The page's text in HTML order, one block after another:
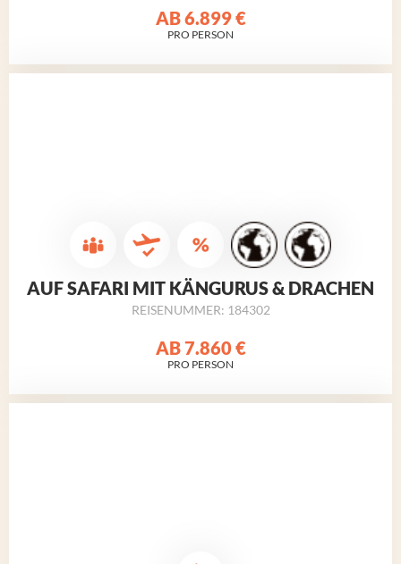
AB6.899 €
PRO PERSON
AUF SAFARI MIT KÄNGURUS & DRACHEN
REISENUMMER: 184302
AB7.860 €
PRO PERSON